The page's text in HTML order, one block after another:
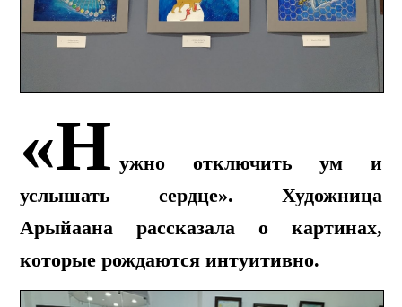
«Н ужно отключить ум и
услышать сердце». Художница
Арыйаана рассказала о картинах,
которые рождаются интуитивно.